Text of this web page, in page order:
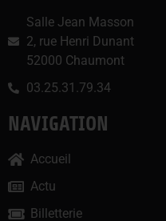
Salle Jean Masson
2, rue Henri Dunant
52000 Chaumont
03.25.31.79.34
NAVIGATION
Accueil
Actu
Billetterie